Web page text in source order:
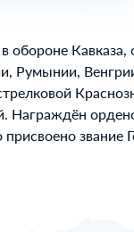
обороне
Румынии,
Награждён
звание